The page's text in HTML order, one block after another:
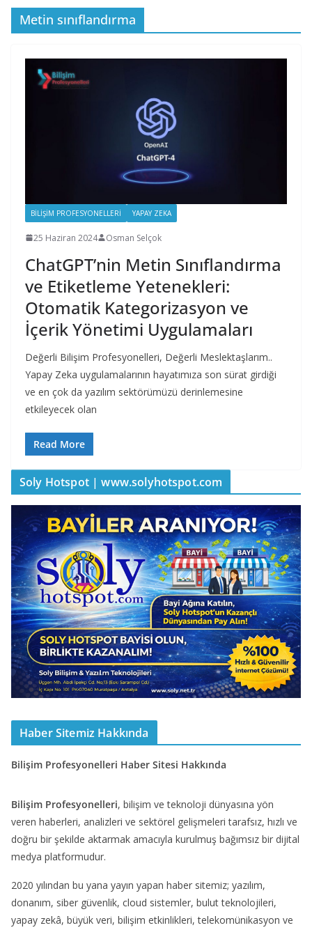
Metin sınıflandırma
BILIŞIM PROFESYONELLERI YAPAY ZEKA
25 Haziran 2024 Osman Selçok
ChatGPT’nin Metin Sınıflandırma
ve Etiketleme Yetenekleri:
Otomatik Kategorizasyon ve
İçerik Yönetimi Uygulamaları
Değerli Bilişim Profesyonelleri, Değerli Meslektaşlarım..
Yapay Zeka uygulamalarının hayatımıza son sürat girdiği
ve en çok da yazılım sektörümüzü derinlemesine
etkileyecek olan
Read More
Soly Hotspot | www.solyhotspot.com
Haber Sitemiz Hakkında
Bilişim Profesyonelleri Haber Sitesi Hakkında
Bilişim Profesyonelleri, bilişim ve teknoloji dünyasına yön
veren haberleri, analizleri ve sektörel gelişmeleri tarafsız, hızlı ve
doğru bir şekilde aktarmak amacıyla kurulmuş bağımsız bir dijital
medya platformudur.
2020 yılından bu yana yayın yapan haber sitemiz; yazılım,
donanım, siber güvenlik, cloud sistemler, bulut teknolojileri,
yapay zekâ, büyük veri, bilişim etkinlikleri, telekomünikasyon ve